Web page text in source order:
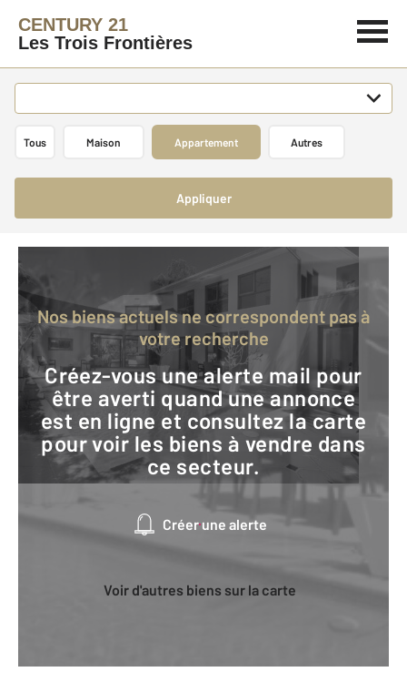
CENTURY 21
Les Trois Frontières
Tous Maison Appartement Autres
Appliquer
Nos biens actuels ne correspondent pas à
votre recherche
Créez-vous une alerte mail pour
être averti quand une annonce
est en ligne et consultez la carte
pour voir les biens à vendre dans
ce secteur.
Créer une alerte
Voir d'autres biens sur la carte